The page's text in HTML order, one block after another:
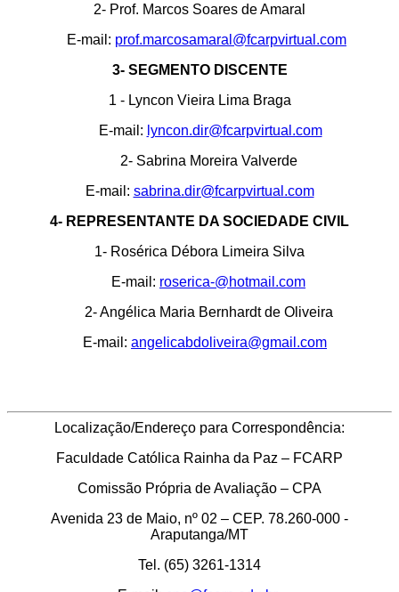
2- Prof. Marcos Soares de Amaral
E-mail: prof.marcosamaral@fcarpvirtual.com
3- SEGMENTO DISCENTE
1 - Lyncon Vieira Lima Braga
E-mail: lyncon.dir@fcarpvirtual.com
2- Sabrina Moreira Valverde
E-mail: sabrina.dir@fcarpvirtual.com
4- REPRESENTANTE DA SOCIEDADE CIVIL
1- Rosérica Débora Limeira Silva
E-mail: roserica-@hotmail.com
2- Angélica Maria Bernhardt de Oliveira
E-mail: angelicabdoliveira@gmail.com
Localização/Endereço para Correspondência:
Faculdade Católica Rainha da Paz – FCARP
Comissão Própria de Avaliação – CPA
Avenida 23 de Maio, nº 02 – CEP. 78.260-000 -
Araputanga/MT
Tel. (65) 3261-1314